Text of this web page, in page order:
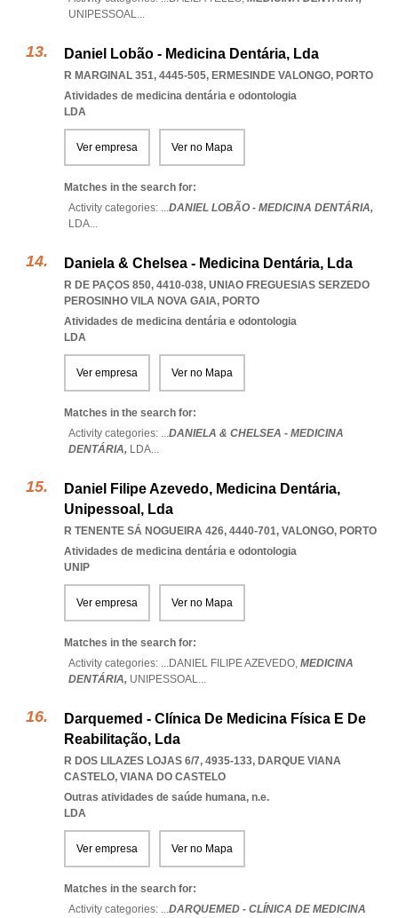
UNIPESSOAL...
Daniel Lobão - Medicina Dentária, Lda
R MARGINAL 351, 4445-505, ERMESINDE VALONGO, PORTO
Atividades de medicina dentária e odontologia
LDA
Ver empresa Ver no Mapa
Matches in the search for:
Activity categories: ...DANIEL LOBÃO - MEDICINA DENTÁRIA,
LDA...
Daniela & Chelsea - Medicina Dentária, Lda
R DE PAÇOS 850, 4410-038, UNIAO FREGUESIAS SERZEDO
PEROSINHO VILA NOVA GAIA, PORTO
Atividades de medicina dentária e odontologia
LDA
Ver empresa Ver no Mapa
Matches in the search for:
Activity categories: ...DANIELA & CHELSEA - MEDICINA
DENTÁRIA, LDA...
Daniel Filipe Azevedo, Medicina Dentária,
Unipessoal, Lda
R TENENTE SÁ NOGUEIRA 426, 4440-701, VALONGO, PORTO
Atividades de medicina dentária e odontologia
UNIP
Ver empresa Ver no Mapa
Matches in the search for:
Activity categories: ...DANIEL FILIPE AZEVEDO, MEDICINA
DENTÁRIA, UNIPESSOAL...
Darquemed - Clínica De Medicina Física E De
Reabilitação, Lda
R DOS LILAZES LOJAS 6/7, 4935-133, DARQUE VIANA
CASTELO, VIANA DO CASTELO
Outras atividades de saúde humana, n.e.
LDA
Ver empresa Ver no Mapa
Matches in the search for:
Activity categories: ...DARQUEMED - CLÍNICA DE MEDICINA